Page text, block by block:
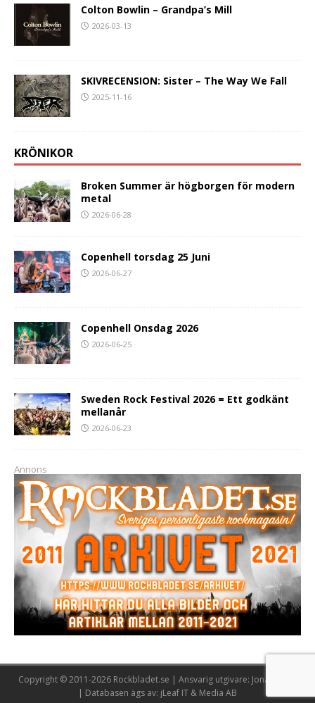
Colton Bowlin – Grandpa’s Mill
2026-03-13
SKIVRECENSION: Sister – The Way We Fall
2025-11-16
KRÖNIKOR
Broken Summer är högborgen för modern
metal
2026-06-28
Copenhell torsdag 25 Juni
2026-06-27
Copenhell Onsdag 2026
2026-06-25
Sweden Rock Festival 2026 = Ett godkänt
mellanår
2026-06-23
Annons
Copyright © 2011-2026 Rockbladet.se | Ansvarig utgivare: Jonas Lööw
| Databasen ägs av: jLeaf IT & Media AB